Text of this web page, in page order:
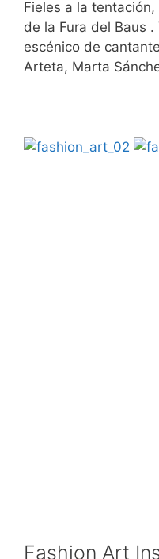
Fieles a la tentación,
de la Fura del Baus
escénico de
Arteta, Marta
Fashion Art